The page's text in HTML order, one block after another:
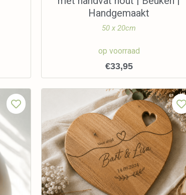
Handgemaakt
50 x 20cm
op voorraad
€33,95